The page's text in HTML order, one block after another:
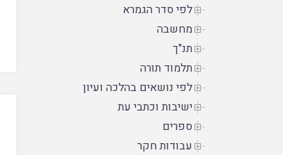
לפי סדר הגמרא
מחשבה
תנ"ך
תלמוד תורה
לפי נושאים בהלכה ועיון
ישיבות וכתבי עת
ספרים
עבודות חקר